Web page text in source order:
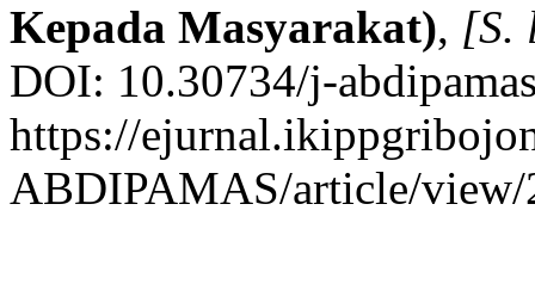
Kepada Masyarakat), [S.
DOI: 10.30734/j-
https://
ABDIPAMAS/article/view/